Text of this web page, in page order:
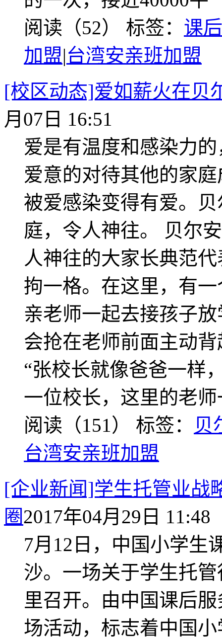
阅读（52） 标签： 课
加盟|台湾安亲班加盟
[校区动态]爱如薪火在贝
月07日 16:51
爱是有温度和感染力
爱意的对待其他的家
被爱感染变得有爱。
庭，令人神往。 贝尔
人神往的大家长典范
拘一格。在这里，有
亲老师一起去接孩子
会抢在老师前面主动
“张校长就像爸爸一样
一位校长，这里的老
阅读（151） 标签：
贝
台湾安亲班加盟
[企业新闻]学生托管业战
圈2017年04月29日 11:48
7月12日，中国小学生
沙。一场关于学生托
里召开。由中国课后
场活动，标志着中国